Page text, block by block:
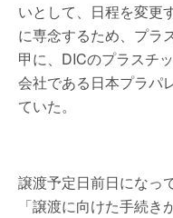
いとして、日程を変更
に専念するため、プラ
甲に、DICのプラスチ
会社である日本プラパ
ていた。
譲渡予定日前日になっ
「譲渡に向けた手続